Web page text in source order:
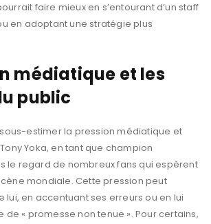
faire mieux en s’entourant d’un staff
en adoptant une stratégie plus
médiatique et les
public
sous-estimer la pression médiatique et
Yoka, en tant que champion
le regard de nombreux fans qui espèrent
mondiale. Cette pression peut
lui, en accentuant ses erreurs ou en lui
de « promesse non tenue ». Pour certains,